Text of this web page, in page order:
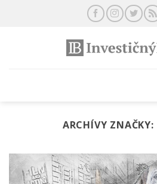
ARCHÍVY ZNAČKY: